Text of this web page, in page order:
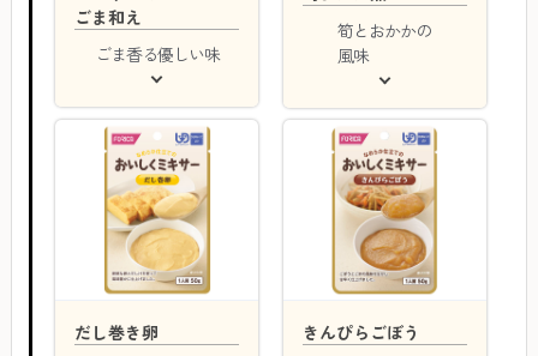
ごま和え
ごま香る優しい味
筍とおかかの
風味
だし巻き卵
きんぴらごぼう